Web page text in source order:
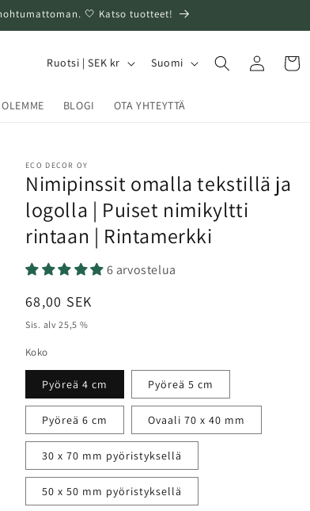
🤍 Katso tuotteet!
BLOGI OTA YHTEYTTÄ
M
a
a
l
u
e
Ruotsi | SEK kr
K
e
Suomi
sisään
Ostoskori
ECO DECOR OY
Nimipinssit omalla tekstillä ja
logolla | Puiset nimikyltti
rintaan | Rintamerkki
6 arvostelua
Normaalihinta
68,00 SEK
Sis. alv 25,5 %
Koko
Pyöreä 4 cm Pyöreä 5 cm
Pyöreä 6 cm Ovaali 70 x 40 mm
30 x 70 mm pyöristyksellä
50 x 50 mm pyöristyksellä